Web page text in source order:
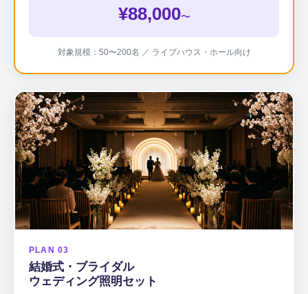
¥88,000〜
対象規模：50〜200名 ／ ライブハウス・ホール向け
PLAN 03
結婚式・ブライダル
ウェディング照明セット